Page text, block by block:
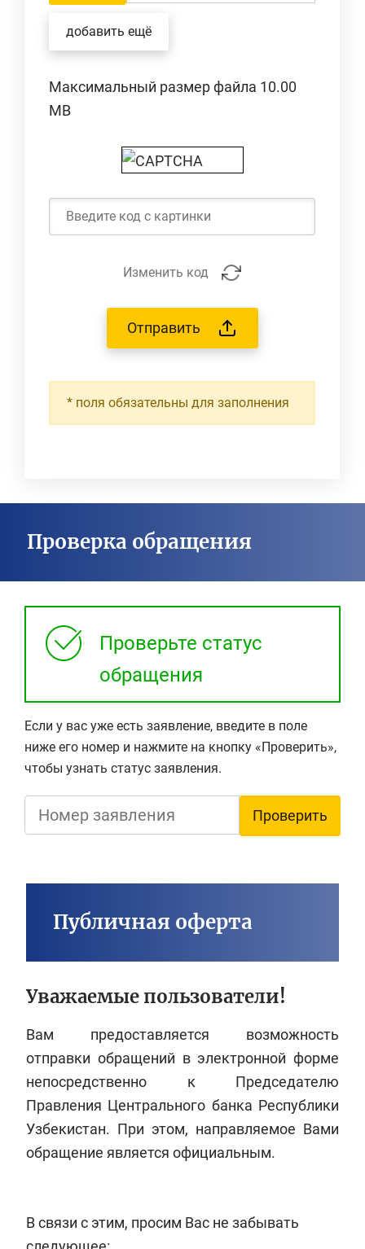
добавить ещё
Максимальный размер файла 10.00
MB
Изменить код
Отправить
* поля обязательны для заполнения
Проверка обращения
Проверьте статус
обращения
Если у вас уже есть заявление, введите в поле
ниже его номер и нажмите на кнопку «Проверить»,
чтобы узнать статус заявления.
Проверить
Публичная оферта
Уважаемые пользователи!
Вам предоставляется возможность
отправки обращений в электронной форме
непосредственно к Председателю
Правления Центрального банка Республики
Узбекистан. При этом, направляемое Вами
обращение является официальным.
В связи с этим, просим Вас не забывать